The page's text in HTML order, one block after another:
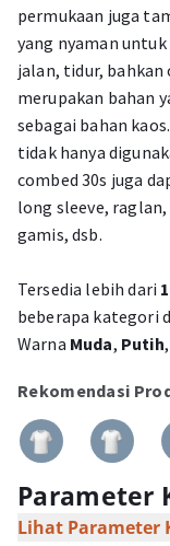
permukaan juga
yang nyaman
jalan, tidur,
merupakan bahan
sebagai bahan
tidak hanya
combed 30s juga
long sleeve,
gamis, dsb.
Tersedia lebih dari
beberapa kategori
Warna Muda, Putih
Rekomendasi
Parameter
Lihat Parameter